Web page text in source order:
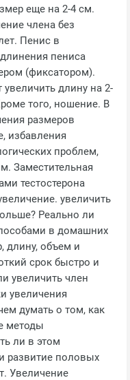
еще на 2-4 см.
члена без
Пенис в
пениса
(фиксатором).
длину на 2-
того, ношение. В
размеров
избавления
проблем,
Заместительная
тестостерона
увеличить
Реально ли
в домашних
длину, объем и
срок быстро и
увеличить член
увеличения
думать о том, как
методы
ли в этом
развитие половых
Увеличение